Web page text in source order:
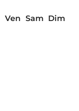
Ven Sam Dim